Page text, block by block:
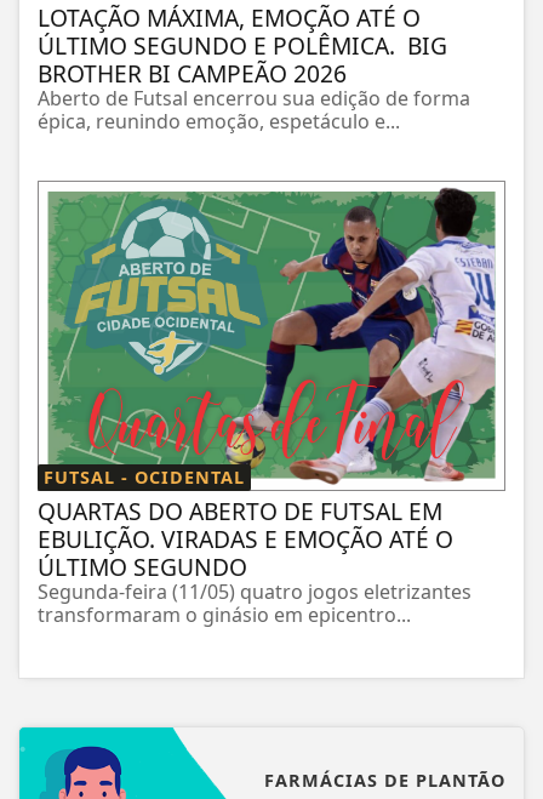
LOTAÇÃO MÁXIMA, EMOÇÃO ATÉ O
ÚLTIMO SEGUNDO E POLÊMICA. BIG
BROTHER BI CAMPEÃO 2026
Aberto de Futsal encerrou sua edição de forma
épica, reunindo emoção, espetáculo e...
FUTSAL - OCIDENTAL
QUARTAS DO ABERTO DE FUTSAL EM
EBULIÇÃO. VIRADAS E EMOÇÃO ATÉ O
ÚLTIMO SEGUNDO
Segunda-feira (11/05) quatro jogos eletrizantes
transformaram o ginásio em epicentro...
FARMÁCIAS DE PLANTÃO